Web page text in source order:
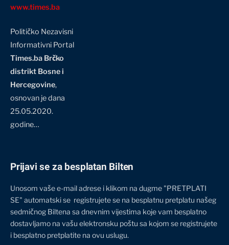
www.times.ba
Političko Nezavisni
Informativni Portal
Times.ba Brčko
distrikt Bosne i
Hercegovine,
osnovan je dana
25.05.2020.
godine…
Prijavi se za besplatan Bilten
Unosom vaše e-mail adrese i klikom na dugme "PRETPLATI
SE" automatski se registrujete se na besplatnu pretplatu našeg
sedmičnog Biltena sa dnevnim vijestima koje vam besplatno
dostavljamo na vašu elektronsku poštu sa kojom se registrujete
i besplatno pretplatite na ovu uslugu.